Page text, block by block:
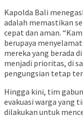
Kapolda Bali
adalah memastikan
cepat dan aman.
berupaya
mereka yang berada
menjadi prioritas, di
pengungsian tetap
Hingga kini, tim
evakuasi warga yang
dilakukan untuk